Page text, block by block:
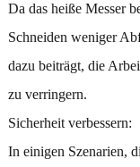
Da das heiße Messer
Schneiden weniger
dazu beiträgt, die
zu verringern.
Sicherheit verbessern:
In einigen Szenarien,